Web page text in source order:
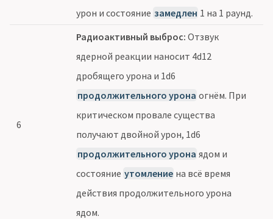
урон и состояние замедлен 1 на 1 раунд.
6
Радиоактивный выброс: Отзвук
ядерной реакции наносит 4d12
дробящего урона и 1d6
продолжительного урона огнём. При
критическом провале существа
получают двойной урон, 1d6
продолжительного урона ядом и
состояние утомление на всё время
действия продолжительного урона
ядом.